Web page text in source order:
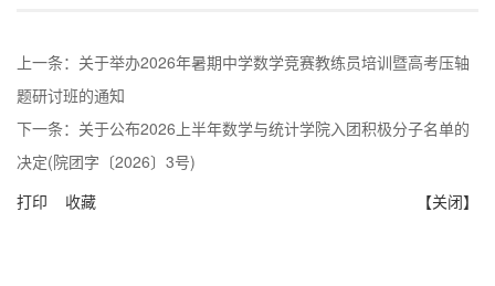
上一条： 关于举办2026年暑期中学数学竞赛教练员培训暨高考压轴
题研讨班的通知
下一条： 关于公布2026上半年数学与统计学院入团积极分子名单的
决定(院团字〔2026〕3号)
【关闭】
打印 收藏